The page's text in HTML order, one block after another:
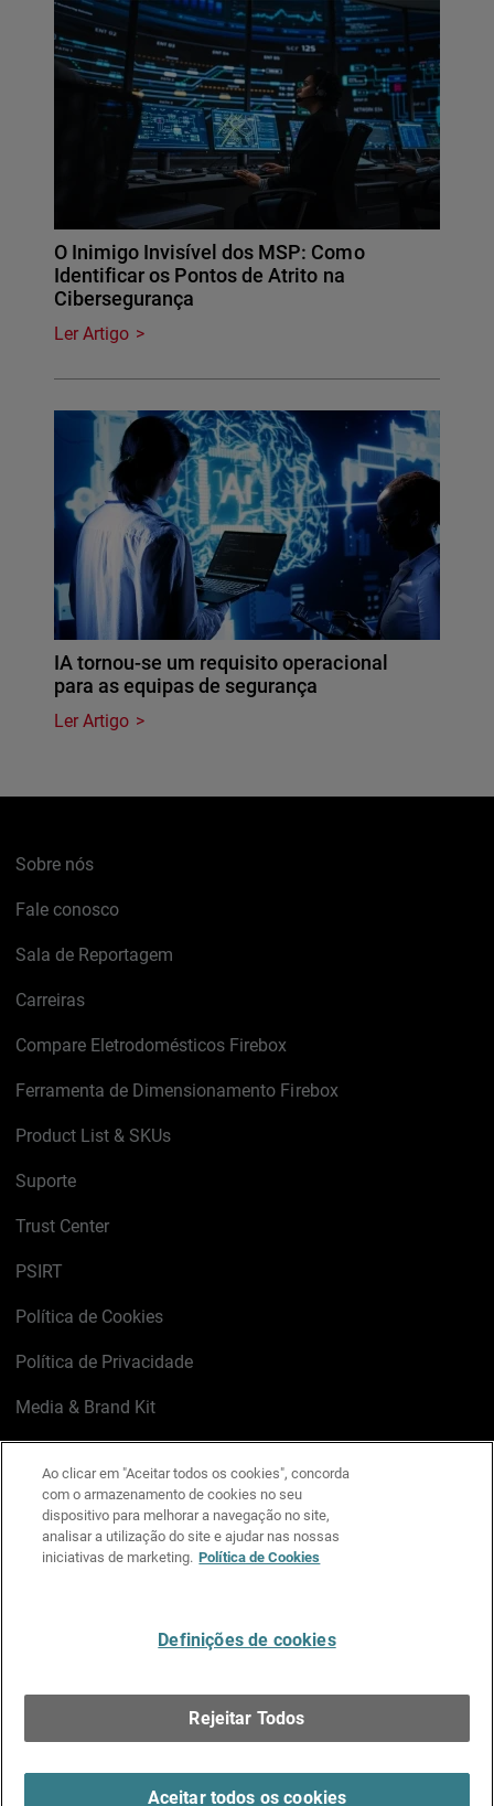
O Inimigo Invisível dos MSP: Como
Identificar os Pontos de Atrito na
Cibersegurança
Ler Artigo
IA tornou-se um requisito operacional
para as equipas de segurança
Ler Artigo
Sobre nós
Fale conosco
Sala de Reportagem
Carreiras
Compare Eletrodomésticos Firebox
Ferramenta de Dimensionamento Firebox
Product List & SKUs
Suporte
Trust Center
PSIRT
Política de Cookies
Política de Privacidade
Media & Brand Kit
LinkedIn
X FacebookInstagram
YouTube
Ao clicar em "Aceitar todos os cookies", concorda
com o armazenamento de cookies no seu
dispositivo para melhorar a navegação no site,
analisar a utilização do site e ajudar nas nossas
iniciativas de marketing. Política de Cookies
Definições de cookies
Rejeitar Todos
Aceitar todos os cookies